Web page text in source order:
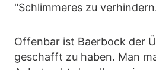
"Schlimmeres zu
Offenbar ist Baerbock der
geschafft zu haben. Man